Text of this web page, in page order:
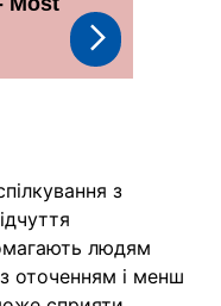
з
людям
оточенням і менш